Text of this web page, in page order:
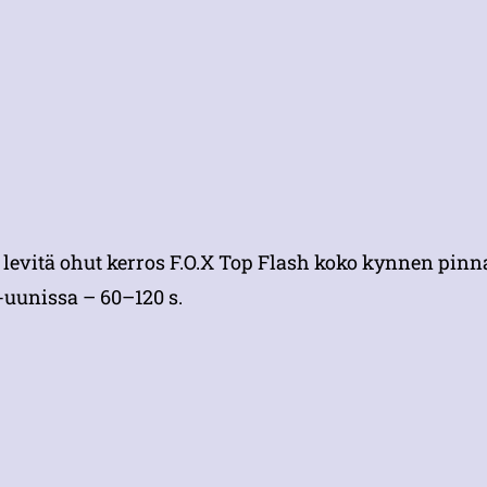
ohut kerros F.O.X Top Flash koko kynnen
– 60–120 s.